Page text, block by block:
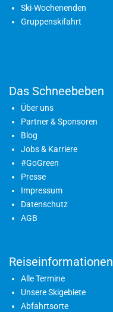
Ski-Wochenenden
Gruppenskifahrt
Das Schneebeben
Über uns
Partner & Sponsoren
Blog
Jobs & Karriere
#GoGreen
Presse
Impressum
Datenschutz
AGB
Reiseinformationen
Alle Termine
Unsere Skigebiete
Abfahrtsorte